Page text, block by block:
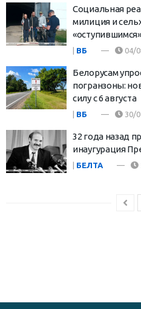
Социальная
милиция и
«оступившимся»
| ВБ 04/
Белорусам
погранзоны:
силу с 6 августа
| ВБ 30/
32 года назад
инаугурация
| БЕЛТА